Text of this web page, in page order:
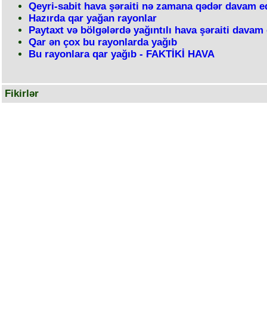
Qeyri-sabit hava şəraiti nə zamana qədər davam
Hazırda qar yağan rayonlar
Paytaxt və bölgələrdə yağıntılı hava şəraiti
Qar ən çox bu rayonlarda yağıb
Bu rayonlara qar yağıb - FAKTİKİ HAVA
Fikirlər